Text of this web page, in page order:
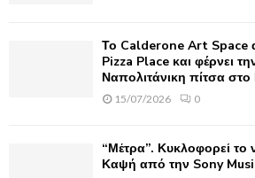
Το Calderone Art Space
Pizza Place και φέρνει
Ναπολιτάνικη πίτσα στο
15/07/2026 0
“Μέτρα”. Κυκλοφορεί το
Καψή από την Sony